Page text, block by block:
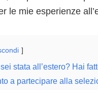
le mie esperienze
stata all’estero? Hai
a partecipare alla